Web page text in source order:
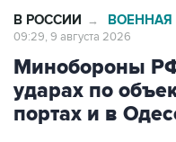
В РОССИИ → ВОЕННАЯ
09:29, 9 августа 2026
Минобороны
ударах по
портах и в